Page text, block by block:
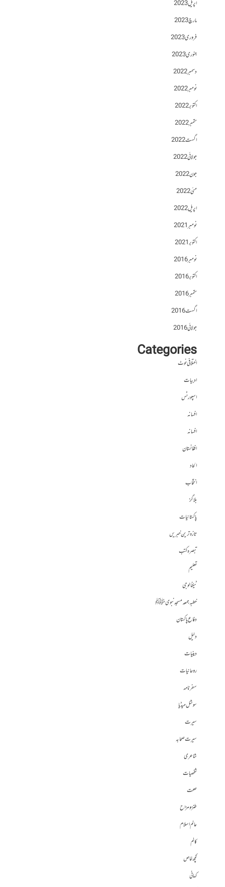
اپریل 2023
مارچ 2023
فروری 2023
جنوری 2023
دسمبر 2022
نومبر 2022
اکتوبر 2022
ستمبر 2022
اگست 2022
جولائی 2022
جون 2022
مئی 2022
اپریل 2022
نومبر 2021
اکتوبر 2021
نومبر 2016
اکتوبر 2016
ستمبر 2016
اگست 2016
جولائی 2016
Categories
اختلافی نوٹ
ادبیات
اسپورٹس
افسانہ
افسانہ
افغانستان
الحاد
انتخاب
بلاگز
پاکستانیات
تازہ ترین خبریں
تبصرہ کتب
تعلیم
ٹیکنالوجی
خطبہ جمعہ مسجد نبوی ﷺ
دفاع پاکستان
دلیل
دینیات
روحانیات
سفرنامہ
سوشل میڈیا
سیرت
سیرت صحابہ
شاعری
شخصیات
صحت
طنز و مزاح
عالم اسلام
کالم
کچھ خاص
کہانی